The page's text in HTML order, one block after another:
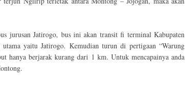
jurusan Jatirogo, bus ini akan transit fi terminal Kabupaten
yaitu Jatirogo. Kemudian turun di pertigaan “Warung
hanya berjarak kurang dari 1 km. Untuk mencapainya anda